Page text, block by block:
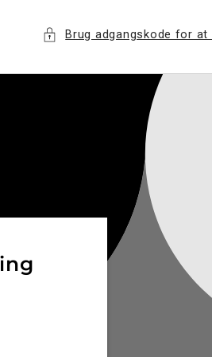
Brug adgangskode for at